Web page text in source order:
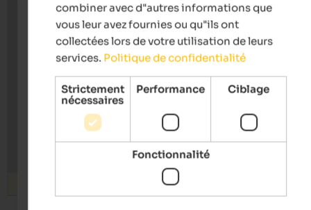
combiner avec d"autres informations que
vous leur avez fournies ou qu"ils ont
collectées lors de votre utilisation de leurs
services. Politique de confidentialité
Strictement
nécessaires
Performance Ciblage
Fonctionnalité